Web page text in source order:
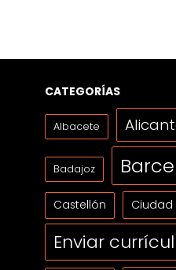
CATEGORÍAS
Albacete
Badajoz
Castellón Ciudad
Enviar